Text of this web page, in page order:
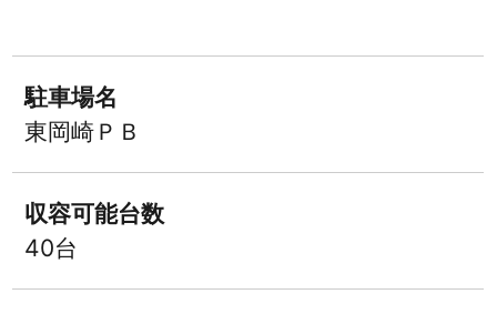
駐車場名
東岡崎ＰＢ
収容可能台数
40台